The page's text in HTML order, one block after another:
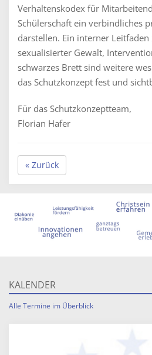
Verhaltenskodex für
Schülerschaft ein verbindliches
darstellen. Ein interner
sexualisierter Gewalt,
schwarzes Brett sind weitere
das Schutzkonzept fest und
Für das Schutzkonzeptteam,
Florian Hafer
« Zurück
KALENDER
Alle Termine im Überblick